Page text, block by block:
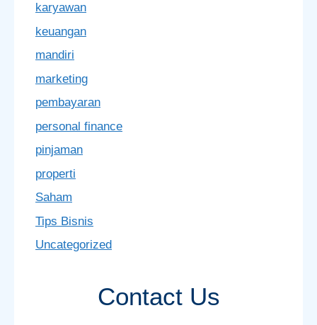
karyawan
keuangan
mandiri
marketing
pembayaran
personal finance
pinjaman
properti
Saham
Tips Bisnis
Uncategorized
Contact Us